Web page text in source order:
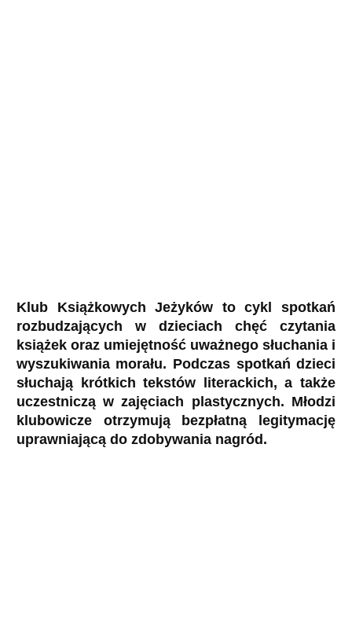
Klub Książkowych Jeżyków to cykl spotkań
rozbudzających w dzieciach chęć czytania
książek oraz umiejętność uważnego słuchania i
wyszukiwania morału. Podczas spotkań dzieci
słuchają krótkich tekstów literackich, a także
uczestniczą w zajęciach plastycznych. Młodzi
klubowicze otrzymują bezpłatną legitymację
uprawniającą do zdobywania nagród.